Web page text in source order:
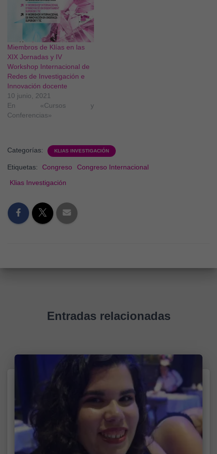
Miembros de Klías en las
XIX Jornadas y IV
Workshop Internacional de
Redes de Investigación e
Innovación docente
10 junio, 2021
En «Cursos y
Conferencias»
Categorías: KLIAS INVESTIGACIÓN
Etiquetas: Congreso
Congreso Internacional
Klias Investigación
Entradas relacionadas